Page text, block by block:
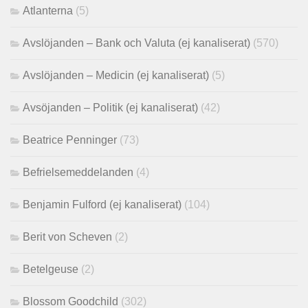
Atlanterna (5)
Avslöjanden – Bank och Valuta (ej kanaliserat) (570)
Avslöjanden – Medicin (ej kanaliserat) (5)
Avsöjanden – Politik (ej kanaliserat) (42)
Beatrice Penninger (73)
Befrielsemeddelanden (4)
Benjamin Fulford (ej kanaliserat) (104)
Berit von Scheven (2)
Betelgeuse (2)
Blossom Goodchild (302)